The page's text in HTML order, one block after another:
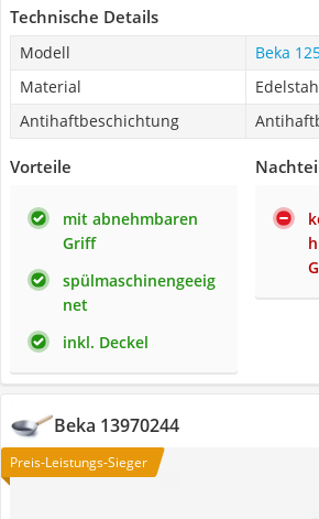
Technische Details
Modell
Beka
Material
Antihaftbeschichtung
Vorteile
mit abnehmbaren
Griff
spülmaschinengeeig
net
inkl. Deckel
Beka 13970244
Preis-Leistungs-Sieger